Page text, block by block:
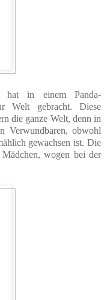
hat in einem Panda-
Welt gebracht. Diese
die ganze Welt, denn in
Verwundbaren, obwohl
gewachsen ist. Die
wogen bei der